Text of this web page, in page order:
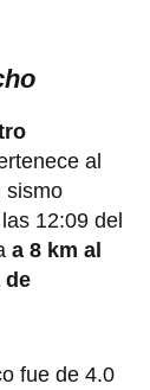
al
sismo
12:09 del
a 8 km al
de
fue de 4.0